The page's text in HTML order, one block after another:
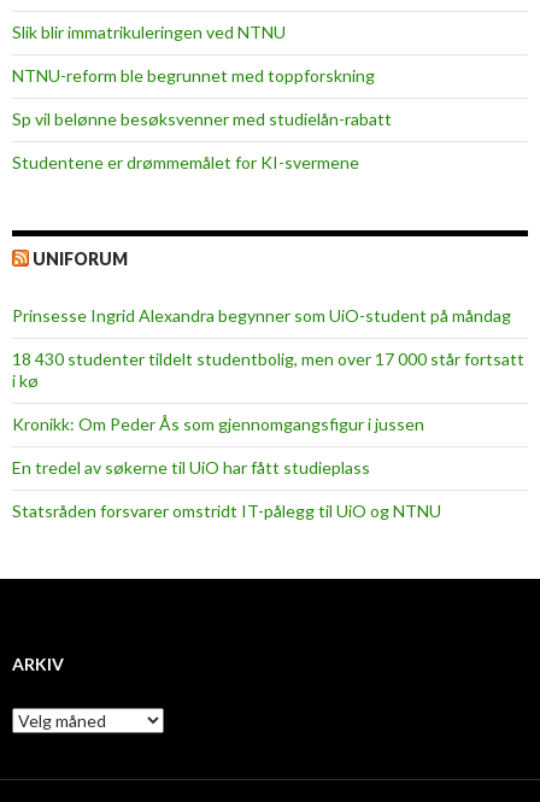
o
n
m
e
d
N
U
Slik blir immatrikuleringen ved NTNU
NTNU-reform ble begrunnet med toppforskning
Sp vil belønne besøksvenner med studielån-rabatt
Studentene er drømmemålet for KI-svermene
UNIFORUM
Prinsesse Ingrid Alexandra begynner som UiO-student på måndag
18 430 studenter tildelt studentbolig, men over 17 000 står fortsatt
i kø
Kronikk: Om Peder Ås som gjennomgangsfigur i jussen
En tredel av søkerne til UiO har fått studieplass
Statsråden forsvarer omstridt IT-pålegg til UiO og NTNU
ARKIV
A
r
i